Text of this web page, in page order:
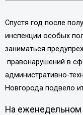
Спустя год после
инспекции особых
заниматься
правонарушений в
административно-
Новгорода подвело
На еженедельном